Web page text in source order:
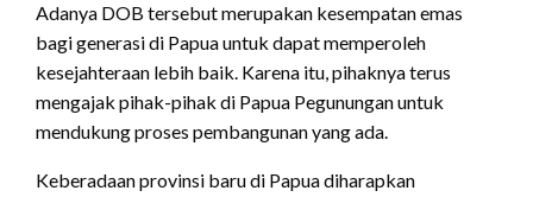
Adanya DOB tersebut merupakan kesempatan emas
bagi generasi di Papua untuk dapat memperoleh
kesejahteraan lebih baik. Karena itu, pihaknya terus
mengajak pihak-pihak di Papua Pegunungan untuk
mendukung proses pembangunan yang ada.
Keberadaan provinsi baru di Papua diharapkan